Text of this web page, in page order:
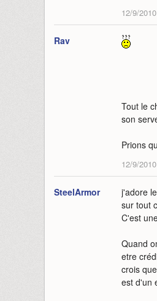
12/9/
Rav
Tout le
son
Prions
12/9/
SteelArmor
j'adore
sur tout
C'est
Quand
etre
crois
est d'un